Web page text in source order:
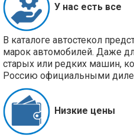
У нас есть все
В каталоге автостекол
марок автомобилей. Даже
старых или редких машин,
Россию официальными
Низкие цены